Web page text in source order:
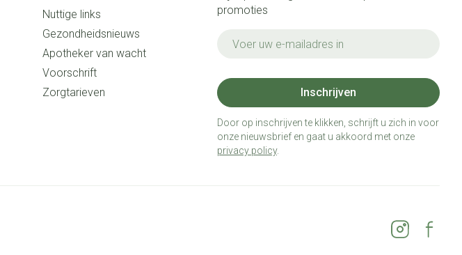
Nuttige links
Gezondheidsnieuws
Apotheker van wacht
Voorschrift
Zorgtarieven
promoties
Inschrijven
Door op inschrijven te klikken, schrijft u zich in voor
onze nieuwsbrief en gaat u akkoord met onze
privacy policy.